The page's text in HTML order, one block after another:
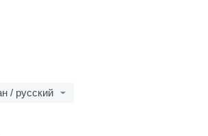
/ русский